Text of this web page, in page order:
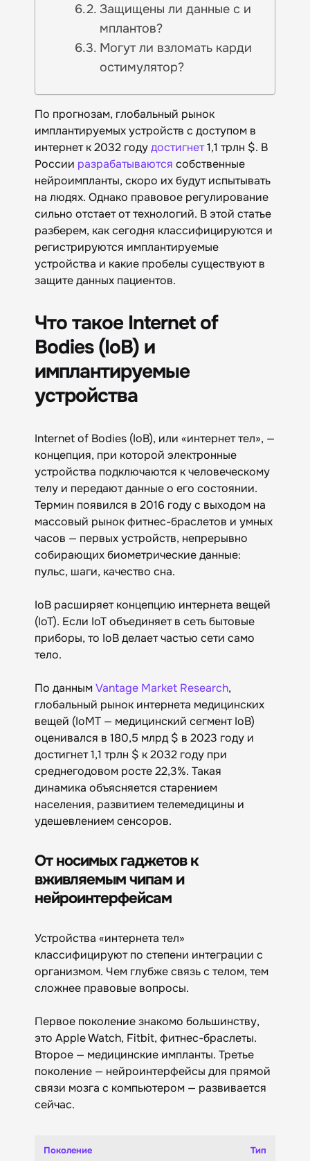
Защищены ли данные с и
мплантов?
Могут ли взломать карди
остимулятор?
По прогнозам, глобальный рынок
имплантируемых устройств с доступом в
интернет к 2032 годудостигнет1,1 трлн $. В
России разрабатываются собственные
нейроимпланты, скоро их будут испытывать
на людях. Однако правовое регулирование
сильно отстает от технологий. В этой статье
разберем, как сегодня классифицируются и
регистрируются имплантируемые
устройства и какие пробелы существуют в
защите данных пациентов.
Что такое Internet of
Bodies (IoB) и
имплантируемые
устройства
Internet of Bodies (IoB), или «интернет тел», —
концепция, при которой электронные
устройства подключаются к человеческому
телу и передают данные о его состоянии.
Термин появился в 2016 году с выходом на
массовый рынок фитнес-браслетов и умных
часов — первых устройств, непрерывно
собирающих биометрические данные:
пульс, шаги, качество сна.
IoB расширяет концепцию интернета вещей
(IoT). Если IoT объединяет в сеть бытовые
приборы, то IoB делает частью сети само
тело.
По даннымVantage Market Research,
глобальный рынок интернета медицинских
вещей (IoMT — медицинский сегмент IoB)
оценивался в 180,5 млрд $ в 2023 году и
достигнет 1,1 трлн $ к 2032 году при
среднегодовом росте 22,3%. Такая
динамика объясняется старением
населения, развитием телемедицины и
удешевлением сенсоров.
От носимых гаджетов к
вживляемым чипам и
нейроинтерфейсам
Устройства «интернета тел»
классифицируют по степени интеграции с
организмом. Чем глубже связь с телом, тем
сложнее правовые вопросы.
Первое поколение знакомо большинству,
это Apple Watch, Fitbit, фитнес-браслеты.
Второе — медицинские импланты. Третье
поколение — нейроинтерфейсы для прямой
связи мозга с компьютером — развивается
сейчас.
Поколение Тип